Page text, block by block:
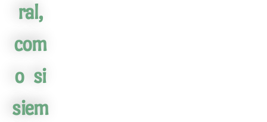
ral,
com
o si
siem